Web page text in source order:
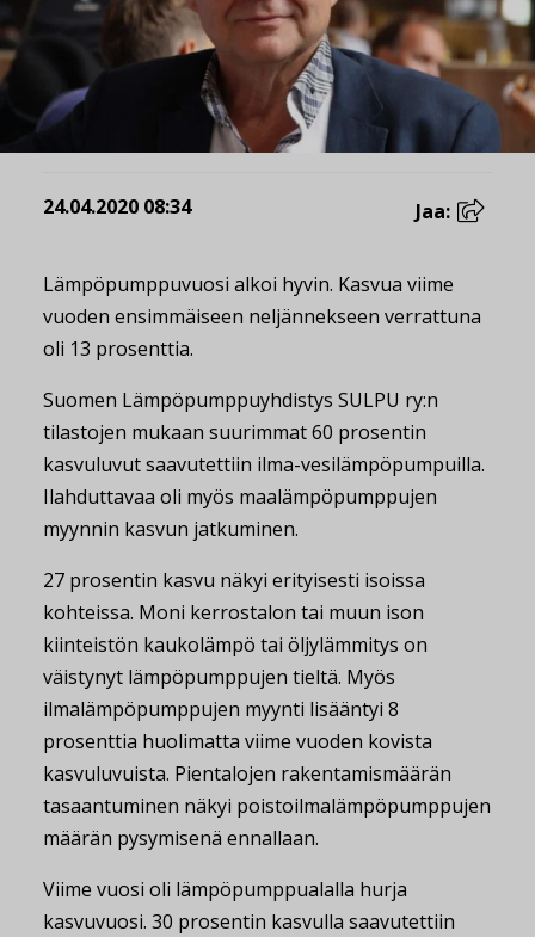
24.04.2020 08:34 Jaa:
Lämpöpumppuvuosi alkoi hyvin. Kasvua viime
vuoden ensimmäiseen neljännekseen verrattuna
oli 13 prosenttia.
Suomen Lämpöpumppuyhdistys SULPU ry:n
tilastojen mukaan suurimmat 60 prosentin
kasvuluvut saavutettiin ilma-vesilämpöpumpuilla.
Ilahduttavaa oli myös maalämpöpumppujen
myynnin kasvun jatkuminen.
27 prosentin kasvu näkyi erityisesti isoissa
kohteissa. Moni kerrostalon tai muun ison
kiinteistön kaukolämpö tai öljylämmitys on
väistynyt lämpöpumppujen tieltä. Myös
ilmalämpöpumppujen myynti lisääntyi 8
prosenttia huolimatta viime vuoden kovista
kasvuluvuista. Pientalojen rakentamismäärän
tasaantuminen näkyi poistoilmalämpöpumppujen
määrän pysymisenä ennallaan.
Viime vuosi oli lämpöpumppualalla hurja
kasvuvuosi. 30 prosentin kasvulla saavutettiin